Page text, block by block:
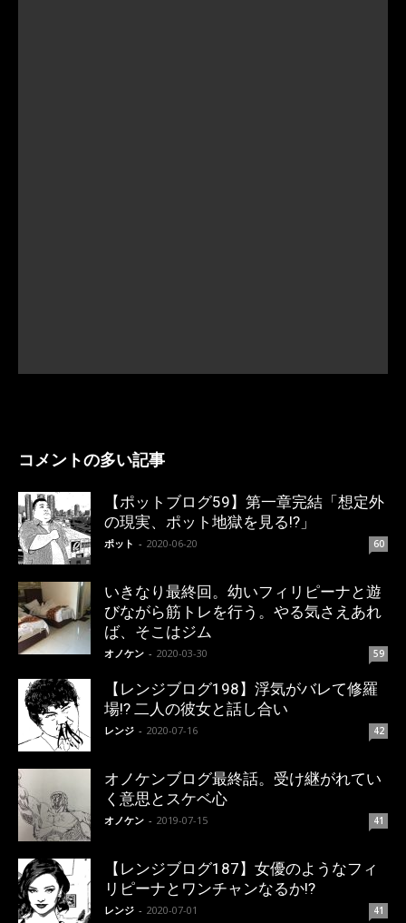
コメントの多い記事
【ポットブログ59】第一章完結「想定外
の現実、ポット地獄を見る!?」
ポット - 2020-06-20 60
いきなり最終回。幼いフィリピーナと遊
びながら筋トレを行う。やる気さえあれ
ば、そこはジム
オノケン - 2020-03-30 59
【レンジブログ198】浮気がバレて修羅
場!? 二人の彼女と話し合い
レンジ - 2020-07-16 42
オノケンブログ最終話。受け継がれてい
く意思とスケベ心
オノケン - 2019-07-15 41
【レンジブログ187】女優のようなフィ
リピーナとワンチャンなるか!?
レンジ - 2020-07-01 41